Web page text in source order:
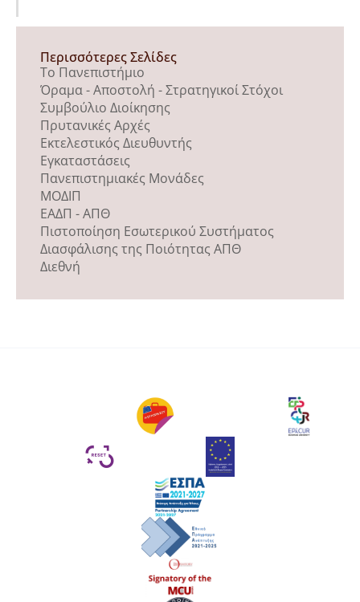
Περισσότερες Σελίδες
Το Πανεπιστήμιο
Όραμα - Αποστολή - Στρατηγικοί Στόχοι
Συμβούλιο Διοίκησης
Πρυτανικές Αρχές
Εκτελεστικός Διευθυντής
Εγκαταστάσεις
Πανεπιστημιακές Μονάδες
ΜΟΔΙΠ
ΕΑΔΠ - ΑΠΘ
Πιστοποίηση Εσωτερικού Συστήματος
Διασφάλισης της Ποιότητας ΑΠΘ
Διεθνή